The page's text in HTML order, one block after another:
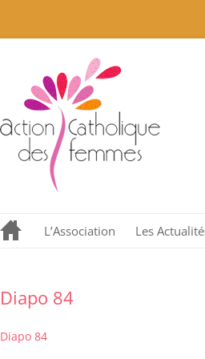
L’Association
Nos valeurs promues et
Les
Diapo 84
Diapo 84